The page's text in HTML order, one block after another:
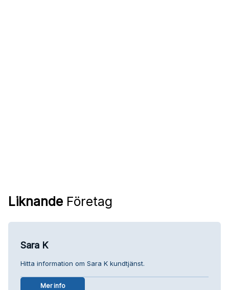
Liknande Företag
Sara K
Hitta information om Sara K kundtjänst.
Mer info